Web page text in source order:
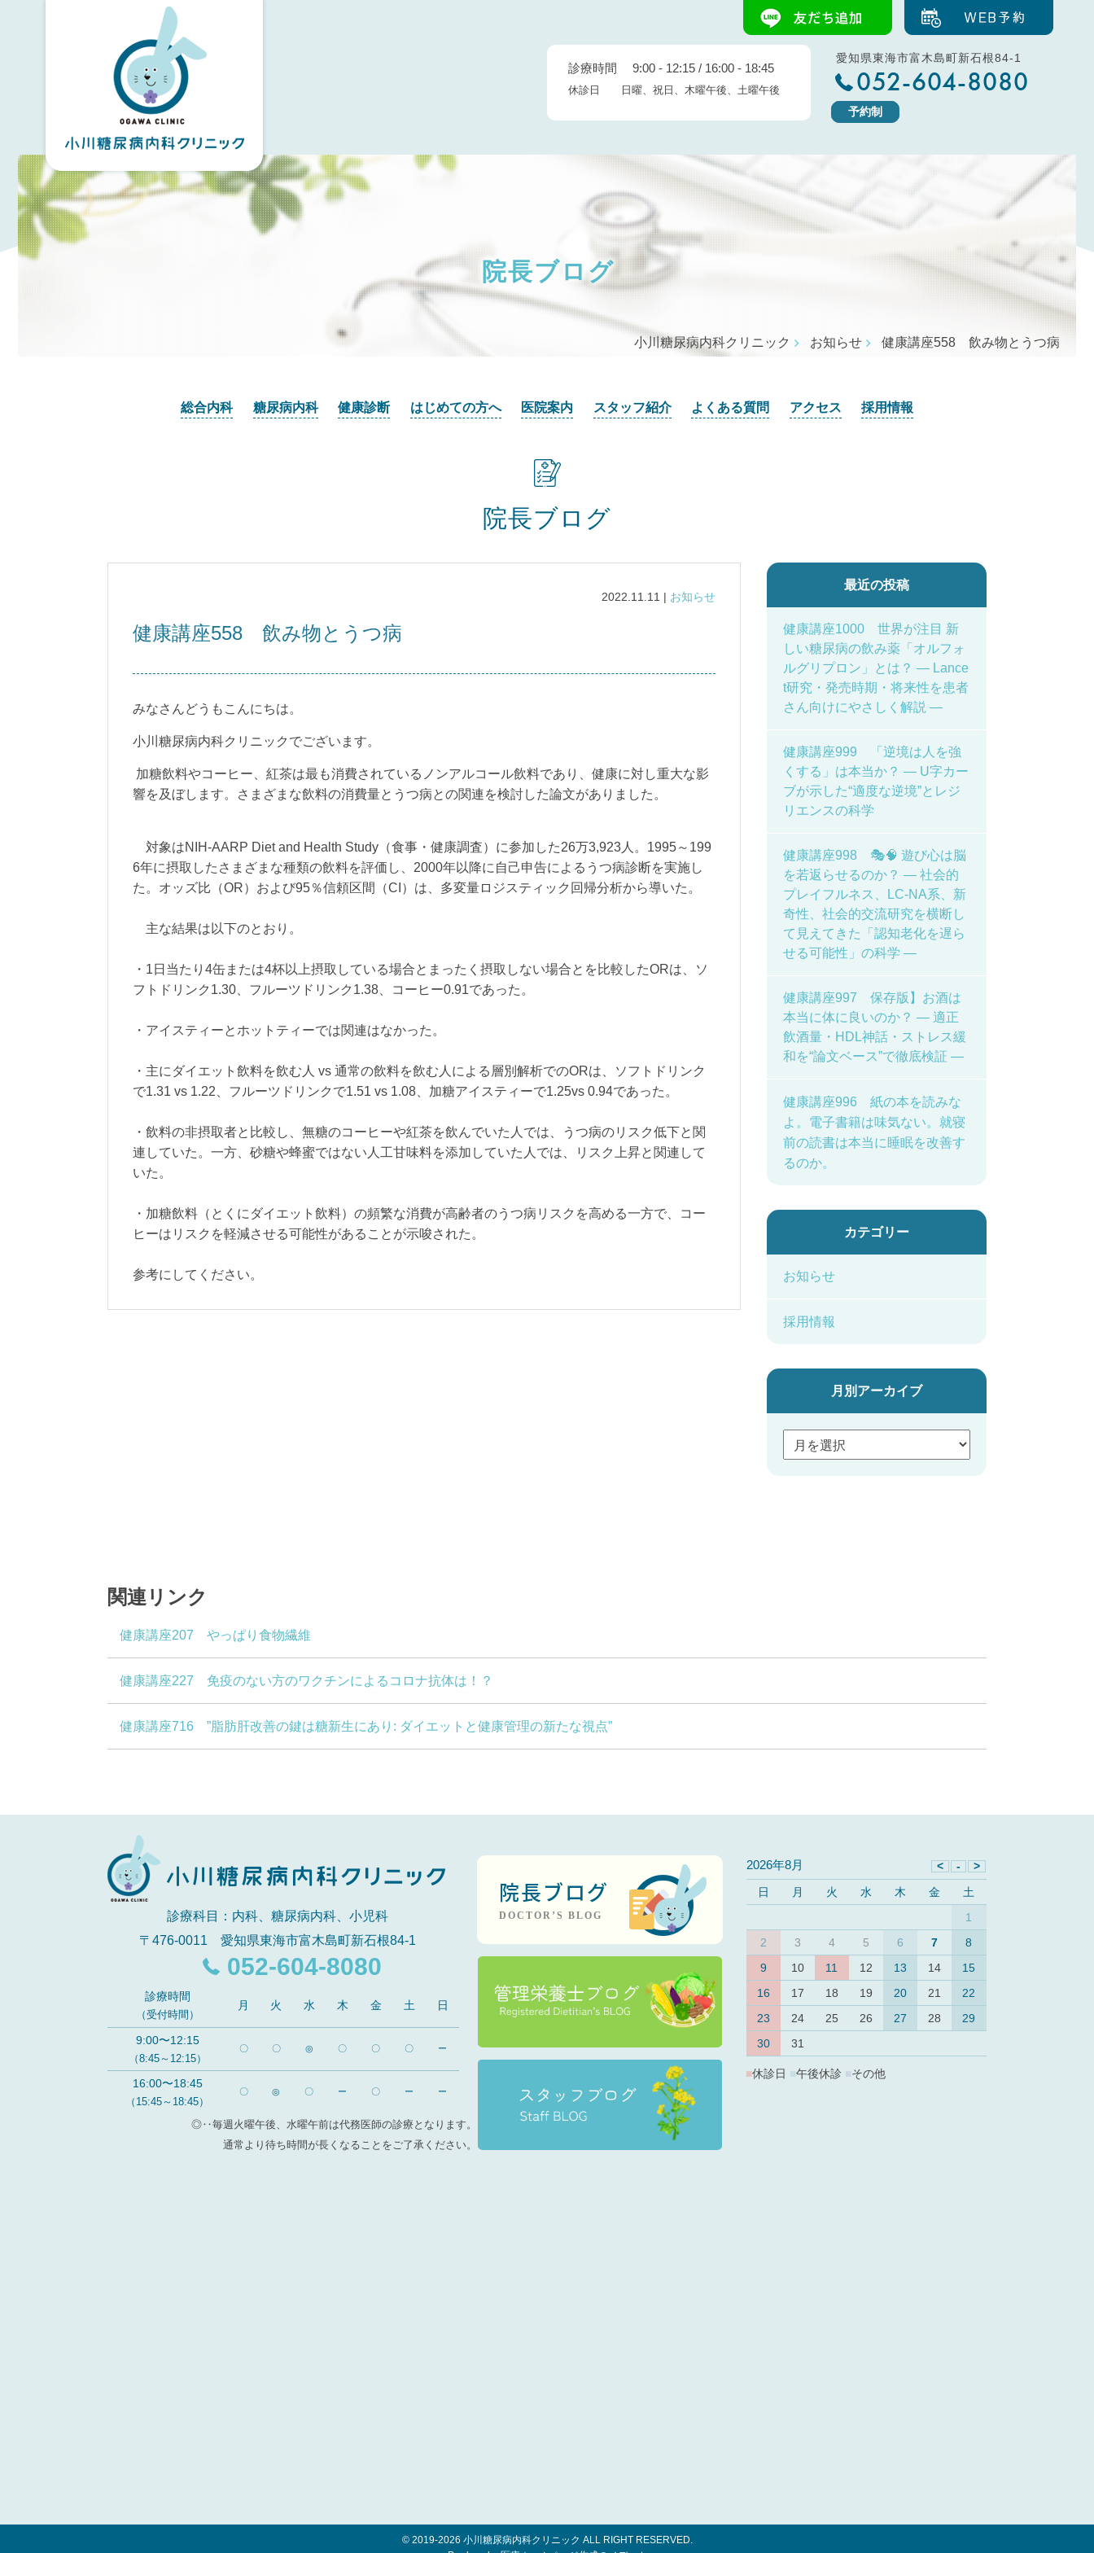
診療時間 9:00 - 12:15 / 16:00 - 18:45
休診日 日曜、祝日、木曜午後、土曜午後
愛知県東海市富木島町新石根84-1
052-604-8080
予約制
院長ブログ
小川糖尿病内科クリニック お知らせ 健康講座558 飲み物とうつ病
総合内科 糖尿病内科 健康診断 はじめての方へ 医院案内 スタッフ紹介 よくある質問 アクセス 採用情報
院長ブログ
2022.11.11 | お知らせ
健康講座558 飲み物とうつ病
みなさんどうもこんにちは。
小川糖尿病内科クリニックでございます。
加糖飲料やコーヒー、紅茶は最も消費されているノンアルコール飲料であり、健康に対し重大な影
響を及ぼします。さまざまな飲料の消費量とうつ病との関連を検討した論文がありました。
対象はNIH-AARP Diet and Health Study（食事・健康調査）に参加した26万3,923人。1995～199
6年に摂取したさまざまな種類の飲料を評価し、2000年以降に自己申告によるうつ病診断を実施し
た。オッズ比（OR）および95％信頼区間（CI）は、多変量ロジスティック回帰分析から導いた。
主な結果は以下のとおり。
・1日当たり4缶または4杯以上摂取している場合とまったく摂取しない場合とを比較したORは、ソ
フトドリンク1.30、フルーツドリンク1.38、コーヒー0.91であった。
・アイスティーとホットティーでは関連はなかった。
・主にダイエット飲料を飲む人 vs 通常の飲料を飲む人による層別解析でのORは、ソフトドリンク
で1.31 vs 1.22、フルーツドリンクで1.51 vs 1.08、加糖アイスティーで1.25vs 0.94であった。
・飲料の非摂取者と比較し、無糖のコーヒーや紅茶を飲んでいた人では、うつ病のリスク低下と関
連していた。一方、砂糖や蜂蜜ではない人工甘味料を添加していた人では、リスク上昇と関連して
いた。
・加糖飲料（とくにダイエット飲料）の頻繁な消費が高齢者のうつ病リスクを高める一方で、コー
ヒーはリスクを軽減させる可能性があることが示唆された。
参考にしてください。
最近の投稿
健康講座1000 世界が注目 新
しい糖尿病の飲み薬「オルフォ
ルグリプロン」とは？ ― Lance
t研究・発売時期・将来性を患者
さん向けにやさしく解説 ―
健康講座999 「逆境は人を強
くする」は本当か？ ― U字カー
ブが示した“適度な逆境”とレジ
リエンスの科学
健康講座998 🎭🧠 遊び心は脳
を若返らせるのか？ ― 社会的
プレイフルネス、LC-NA系、新
奇性、社会的交流研究を横断し
て見えてきた「認知老化を遅ら
せる可能性」の科学 ―
健康講座997 保存版】お酒は
本当に体に良いのか？ ― 適正
飲酒量・HDL神話・ストレス緩
和を“論文ベース”で徹底検証 ―
健康講座996 紙の本を読みな
よ。電子書籍は味気ない。就寝
前の読書は本当に睡眠を改善す
るのか。
カテゴリー
お知らせ
採用情報
月別アーカイブ
関連リンク
健康講座207 やっぱり食物繊維
健康講座227 免疫のない方のワクチンによるコロナ抗体は！？
健康講座716 ”脂肪肝改善の鍵は糖新生にあり: ダイエットと健康管理の新たな視点”
診療科目：内科、糖尿病内科、小児科
〒476-0011 愛知県東海市富木島町新石根84-1
052-604-8080
診療時間
（受付時間）
月 火 水 木 金 土 日
9:00〜12:15
（8:45～12:15）
〇 〇 ◎ 〇 〇 〇 ー
16:00〜18:45
（15:45～18:45）
〇 ◎ 〇 ー 〇 ー ー
◎‥毎週火曜午後、水曜午前は代務医師の診療となります。
通常より待ち時間が長くなることをご了承ください。
院長ブログ
DOCTOR’S BLOG
2026年8月
日 月 火 水 木 金
土
1
2
3 4 5 6 7
8
9
10 11 12 13 14
15
16
17 18 19 20 21
22
23
24 25 26 27 28
29
30
31
■休診日 ■午後休診 その他
© 2019-2026 小川糖尿病内科クリニック ALL RIGHT RESERVED.